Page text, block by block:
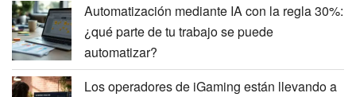
Automatización mediante IA con la regla 30%:
¿qué parte de tu trabajo se puede
automatizar?
Los operadores de iGaming están llevando a